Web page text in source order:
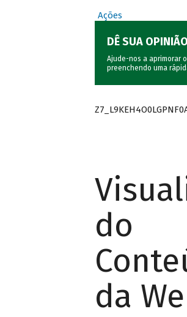
Ações
DÊ SUA OPINIÃO
Ajude-nos a aprimorar o
preenchendo uma
do
da